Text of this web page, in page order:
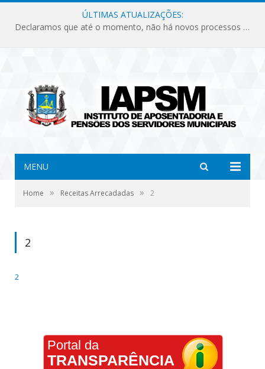
ÚLTIMAS ATUALIZAÇÕES:
Declaramos que até o momento, não há novos processos licitatórios para o Instituto de Previdência no ano de 2026.
MENU
Home » Receitas Arrecadadas » 2
2
2
Portal da
TRANSPARÊNCIA